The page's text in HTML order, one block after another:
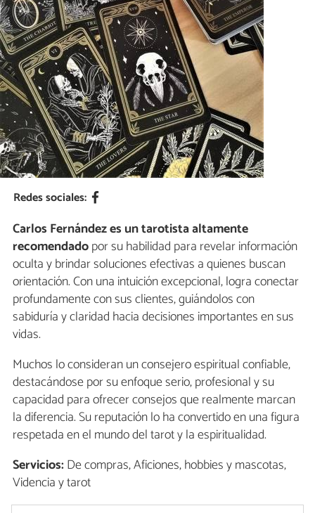
Redes sociales:
Carlos Fernández es un tarotista altamente
recomendadopor su habilidad para revelar información
oculta y brindar soluciones efectivas a quienes buscan
orientación. Con una intuición excepcional, logra conectar
profundamente con sus clientes, guiándolos con
sabiduría y claridad hacia decisiones importantes en sus
vidas.
Muchos lo consideran un consejero espiritual confiable,
destacándose por su enfoque serio, profesional y su
capacidad para ofrecer consejos que realmente marcan
la diferencia. Su reputación lo ha convertido en una figura
respetada en el mundo del tarot y la espiritualidad.
Servicios:De compras, Aficiones, hobbies y mascotas,
Videncia y tarot